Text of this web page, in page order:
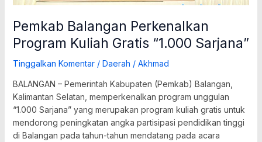
Pemkab Balangan Perkenalkan
Program Kuliah Gratis “1.000 Sarjana”
Tinggalkan Komentar / Daerah / Akhmad
BALANGAN – Pemerintah Kabupaten (Pemkab) Balangan,
Kalimantan Selatan, memperkenalkan program unggulan
“1.000 Sarjana” yang merupakan program kuliah gratis untuk
mendorong peningkatan angka partisipasi pendidikan tinggi
di Balangan pada tahun-tahun mendatang pada acara